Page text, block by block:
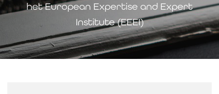
het European Expertise and Expert
Institute (EEEI)